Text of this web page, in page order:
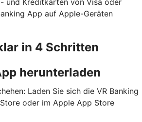
App auf Apple-Geräten
in 4 Schritten
herunterladen
Laden Sie sich die VR Banking
oder im Apple App Store